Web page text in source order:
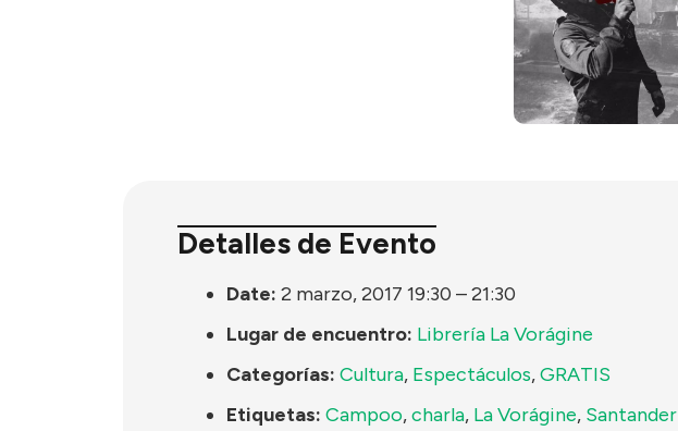
Detalles de Evento
Date: 2 marzo, 2017 19:30 –21:30
Lugar de encuentro: Librería La Vorágine
Categorías: Cultura, Espectáculos,GRATIS
Etiquetas: Campoo,charla, La Vorágine, Santander